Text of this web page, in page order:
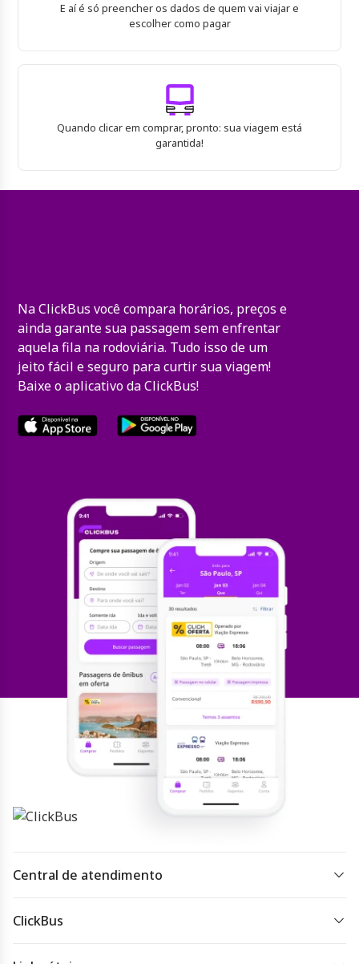
E aí é só preencher os dados de quem vai viajar e
escolher como pagar
Quando clicar em comprar, pronto: sua viagem está
garantida!
Na ClickBus você compara horários, preços e
ainda garante sua passagem sem enfrentar
aquela fila na rodoviária. Tudo isso de um
jeito fácil e seguro para curtir sua viagem!
Baixe o aplicativo da ClickBus!
Central de atendimento
Acessar
ClickBus